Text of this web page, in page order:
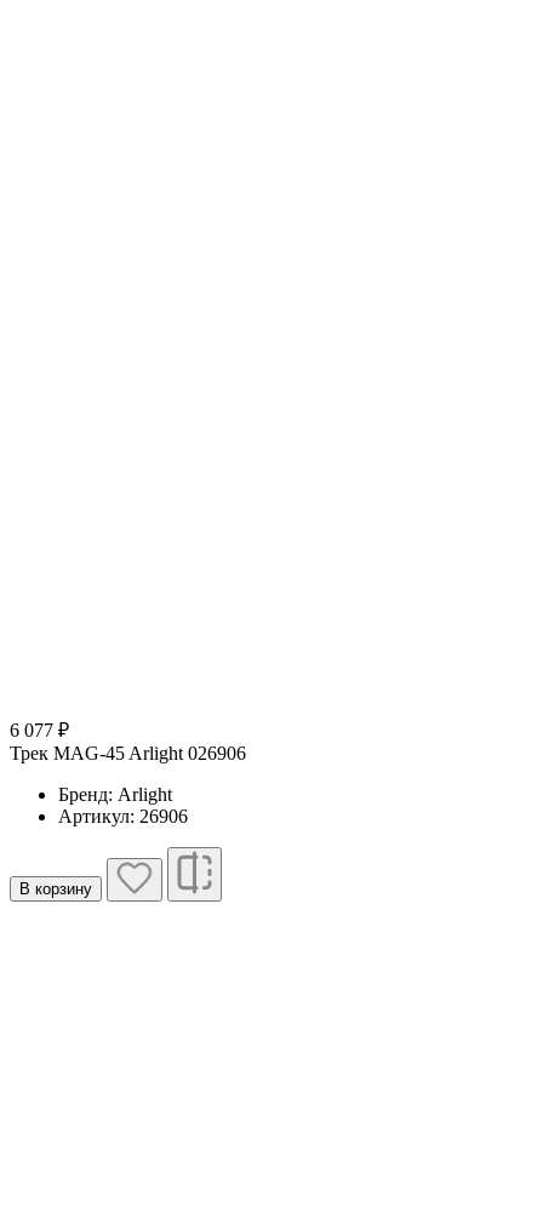
6 077 ₽
Трек MAG-45 Arlight 026906
Бренд: Arlight
Артикул: 26906
В корзину